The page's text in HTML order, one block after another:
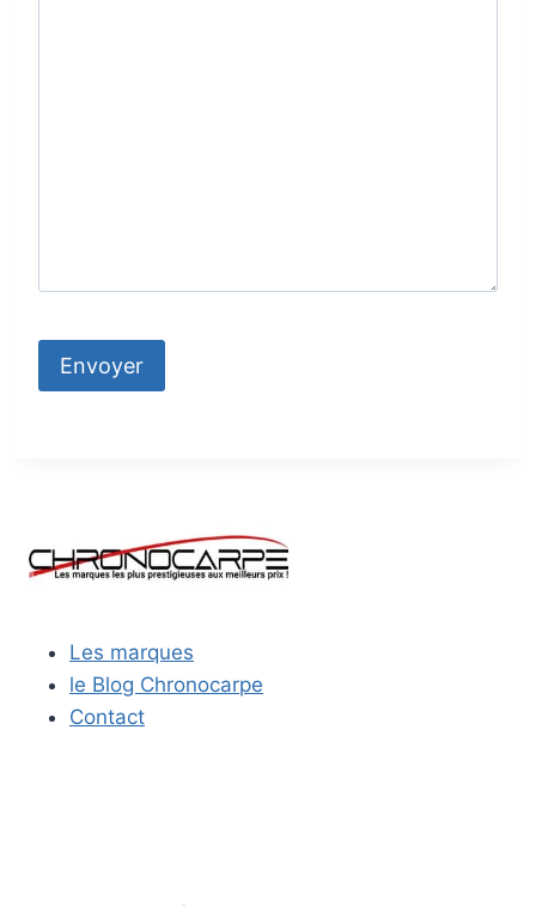
Les marques
le Blog Chronocarpe
Contact